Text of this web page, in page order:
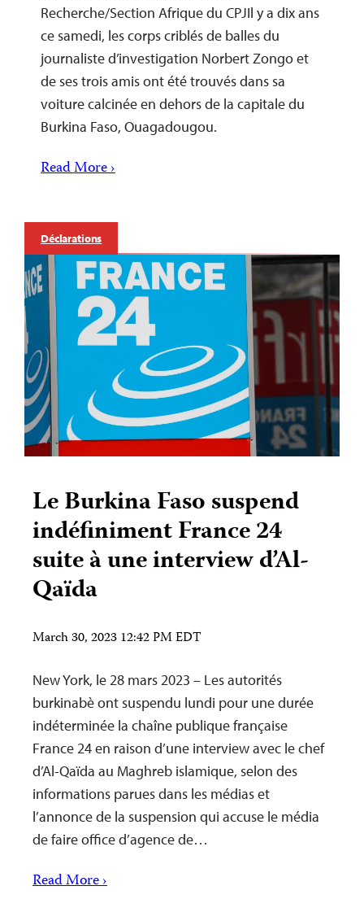
Recherche/Section Afrique du CPJIl y a dix ans
ce samedi, les corps criblés de balles du
journaliste d’investigation Norbert Zongo et
de ses trois amis ont été trouvés dans sa
voiture calcinée en dehors de la capitale du
Burkina Faso, Ouagadougou.
Read More ›
Déclarations
Le Burkina Faso suspend
indéfiniment France 24
suite à une interview d’Al-
Qaïda
March 30, 2023 12:42 PM EDT
New York, le 28 mars 2023 – Les autorités
burkinabè ont suspendu lundi pour une durée
indéterminée la chaîne publique française
France 24 en raison d’une interview avec le chef
d’Al-Qaïda au Maghreb islamique, selon des
informations parues dans les médias et
l’annonce de la suspension qui accuse le média
de faire office d’agence de…
Read More ›